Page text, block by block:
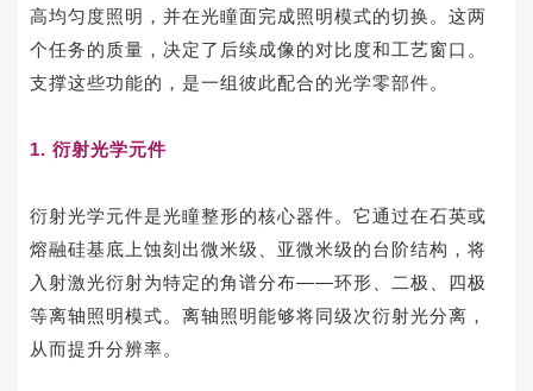
高均匀度照明，并在光瞳面完成照明模式的切换。这两
个任务的质量，决定了后续成像的对比度和工艺窗口。
支撑这些功能的，是一组彼此配合的光学零部件。
1. 衍射光学元件
衍射光学元件是光瞳整形的核心器件。它通过在石英或
熔融硅基底上蚀刻出微米级、亚微米级的台阶结构，将
入射激光衍射为特定的角谱分布——环形、二极、四极
等离轴照明模式。离轴照明能够将同级次衍射光分离，
从而提升分辨率。